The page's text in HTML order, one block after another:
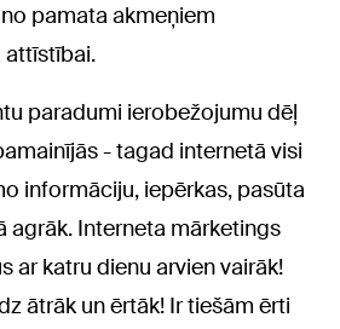
pamata akmeņiem
attīstībai.
paradumi ierobežojumu dēļ
- tagad internetā visi
informāciju, iepērkas, pasūta
agrāk. Interneta mārketings
ar katru dienu arvien vairāk!
ātrāk un ērtāk! Ir tiešām ērti